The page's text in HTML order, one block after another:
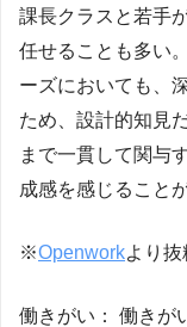
課長クラスと若手
任せることも多い
ーズにおいても、
ため、設計的知見
まで一貫して関与
成感を感じること
※Openworkより抜
働きがい： 働きが